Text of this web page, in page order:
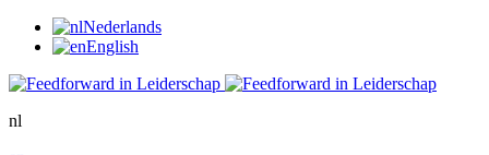
Nederlands
English
nl